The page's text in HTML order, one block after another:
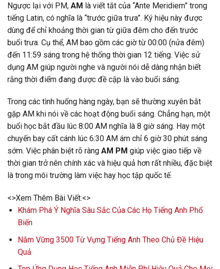
Ngược lại với PM, AM là viết tắt của “Ante Meridiem” trong
tiếng Latin, có nghĩa là “trước giữa trưa”. Ký hiệu này được
dùng để chỉ khoảng thời gian từ giữa đêm cho đến trước
buổi trưa. Cụ thể, AM bao gồm các giờ từ 00:00 (nửa đêm)
đến 11:59 sáng trong hệ thống thời gian 12 tiếng. Việc sử
dụng AM giúp người nghe và người nói dễ dàng nhận biết
rằng thời điểm đang được đề cập là vào buổi sáng.
Trong các tình huống hàng ngày, bạn sẽ thường xuyên bắt
gặp AM khi nói về các hoạt động buổi sáng. Chẳng hạn, một
buổi học bắt đầu lúc 8:00 AM nghĩa là 8 giờ sáng. Hay một
chuyến bay cất cánh lúc 6:30 AM ám chỉ 6 giờ 30 phút sáng
sớm. Việc phân biệt rõ ràng AM PM giúp việc giao tiếp về
thời gian trở nên chính xác và hiệu quả hơn rất nhiều, đặc biệt
là trong môi trường làm việc hay học tập quốc tế.
<>Xem Thêm Bài Viết:<>
Khám Phá Ý Nghĩa Sâu Sắc Của Các Họ Tiếng Anh Phổ
Biến
Nắm Vững 3500 Từ Vựng Tiếng Anh Theo Chủ Đề Hiệu
Quả